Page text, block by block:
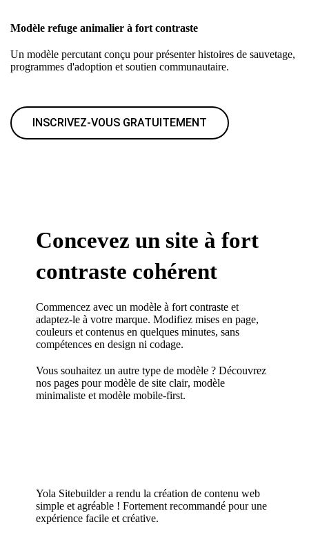
Modèle refuge animalier à fort contraste
Un modèle percutant conçu pour présenter histoires de sauvetage,
programmes d'adoption et soutien communautaire.
INSCRIVEZ-VOUS GRATUITEMENT
Concevez un site à fort
contraste cohérent
Commencez avec un modèle à fort contraste et
adaptez-le à votre marque. Modifiez mises en page,
couleurs et contenus en quelques minutes, sans
compétences en design ni codage.
Vous souhaitez un autre type de modèle ? Découvrez
nos pages pourmodèle de site clair,modèle
minimaliste etmodèle mobile-first.
Yola Sitebuilder a rendu la création de contenu web
simple et agréable ! Fortement recommandé pour une
expérience facile et créative.